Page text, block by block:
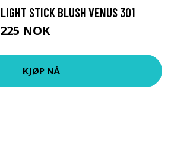
STICK BLUSH VENUS 301
225 NOK
KJØP NÅ